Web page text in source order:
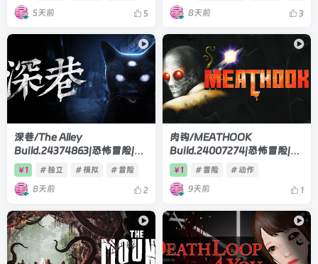
5天前 5 8天前 3
深巷/The Alley
Build.24374863|恐怖冒险|容
量7.1GB|官方中文版
￥1 # 独立 # 模拟 # 冒险
8天前 2
肉钩/MEATHOOK
Build.24007274|恐怖冒险|容
量5.8GB|官方中文版
￥1 # 冒险 # 动作
9天前 1